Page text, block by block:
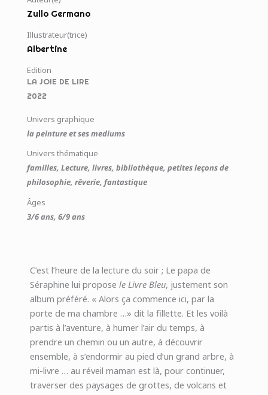
Zullo Germano
Illustrateur(trice)
Albertine
Edition
LA JOIE DE LIRE
2022
Univers graphique
la peinture et ses mediums
Univers thématique
familles, Lecture, livres, bibliothèque, petites leçons de
philosophie, rêverie, fantastique
Âges
3/6 ans, 6/9 ans
C’est l’heure de la lecture du soir ; Le papa de
Séraphine lui propose le Livre Bleu, justement son
album préféré. « Alors ça commence ici, par la
porte de ma chambre …» dit la fillette. Et les voilà
partis à l’aventure, à humer l’air du temps, à
prendre un chemin ou un autre, à découvrir
ensemble, à s’endormir au pied d’un grand arbre, à
mi-livre … au réveil maman est là, pour continuer,
traverser des paysages de grottes, de volcans et